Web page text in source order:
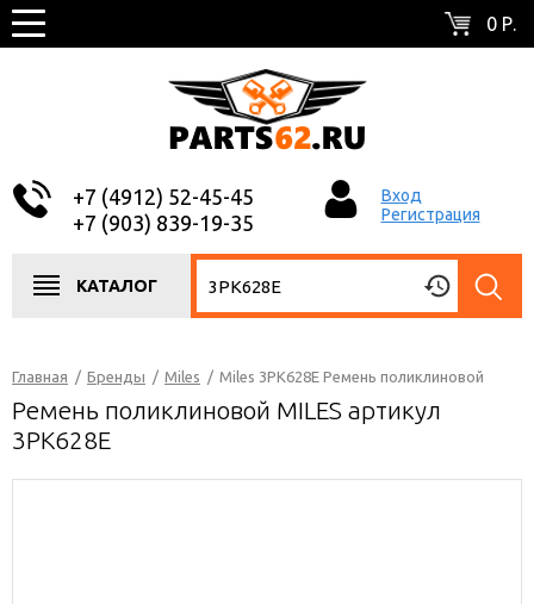
0 Р.
+7 (4912) 52-45-45
+7 (903) 839-19-35
Вход
Регистрация
КАТАЛОГ
Главная / Бренды / Miles / Miles 3PK628E Ремень поликлиновой
Ремень поликлиновой MILES артикул
3PK628E